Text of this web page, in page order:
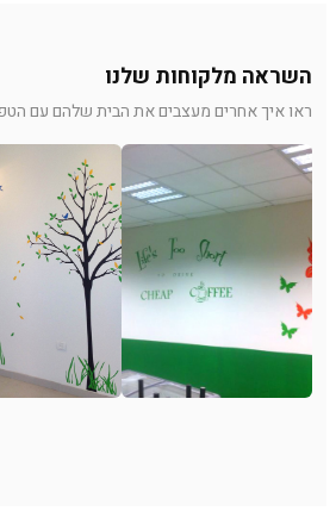
השראה מלקוחות שלנו
ראו איך אחרים מעצבים את הבית שלהם עם